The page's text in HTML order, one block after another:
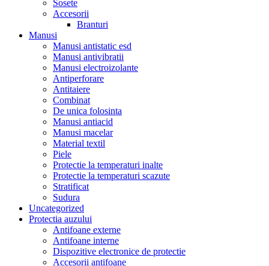
Sosete
Accesorii
Branturi
Manusi
Manusi antistatic esd
Manusi antivibratii
Manusi electroizolante
Antiperforare
Antitaiere
Combinat
De unica folosinta
Manusi antiacid
Manusi macelar
Material textil
Piele
Protectie la temperaturi inalte
Protectie la temperaturi scazute
Stratificat
Sudura
Uncategorized
Protectia auzului
Antifoane externe
Antifoane interne
Dispozitive electronice de protectie
Accesorii antifoane